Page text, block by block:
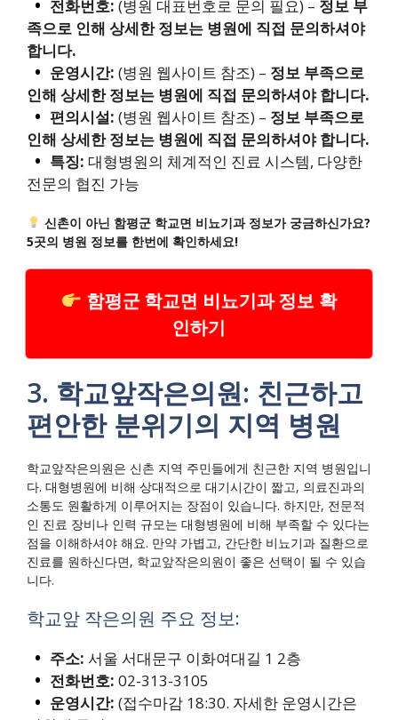
전화번호: (병원 대표번호로 문의 필요) – 정보 부
족으로 인해 상세한 정보는 병원에 직접 문의하셔야
합니다.
운영시간: (병원 웹사이트 참조) – 정보 부족으로
인해 상세한 정보는 병원에 직접 문의하셔야 합니다.
편의시설: (병원 웹사이트 참조) – 정보 부족으로
인해 상세한 정보는 병원에 직접 문의하셔야 합니다.
특징: 대형병원의 체계적인 진료 시스템, 다양한
전문의 협진 가능
신촌이 아닌 함평군 학교면 비뇨기과 정보가 궁금하신가요?
5곳의 병원 정보를 한번에 확인하세요!
함평군 학교면 비뇨기과 정보 확
인하기
3. 학교앞작은의원: 친근하고
편안한 분위기의 지역 병원
학교앞작은의원은 신촌 지역 주민들에게 친근한 지역 병원입니
다. 대형병원에 비해 상대적으로 대기시간이 짧고, 의료진과의
소통도 원활하게 이루어지는 장점이 있습니다. 하지만, 전문적
인 진료 장비나 인력 규모는 대형병원에 비해 부족할 수 있다는
점을 이해하셔야 해요. 만약 가볍고, 간단한 비뇨기과 질환으로
진료를 원하신다면, 학교앞작은의원이 좋은 선택이 될 수 있습
니다.
학교앞 작은의원 주요 정보:
주소: 서울 서대문구 이화여대길 1 2층
전화번호: 02-313-3105
운영시간: (접수마감 18:30. 자세한 운영시간은